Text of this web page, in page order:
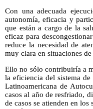
Con una adecuada
autonomía, eficacia y
que están a cargo de la
eficaz para
reduce la necesidad de
muy clara en situaciones
Ello no sólo contribuiría a
la eficiencia del sistema
Latinoamericana de
casos al año de resfriado,
de casos se atienden en